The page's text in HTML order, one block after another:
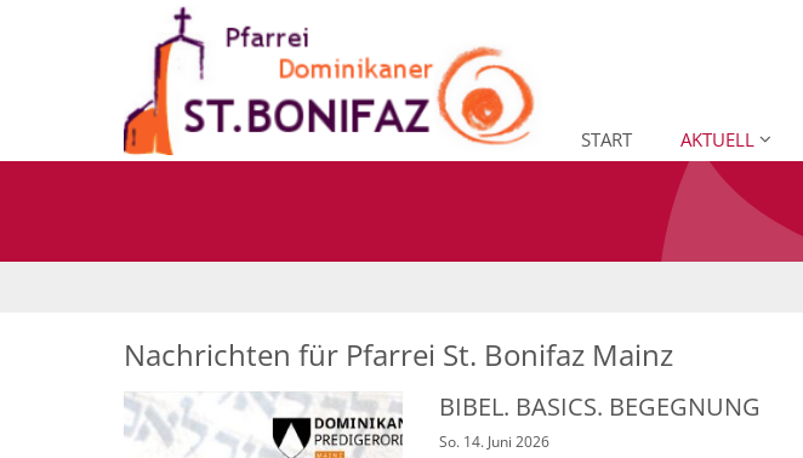
START AKTUELL
Nachrichten für Pfarrei St. Bonifaz Mainz
BIBEL. BASICS. BEGEGNUNG
So. 14. Juni 2026